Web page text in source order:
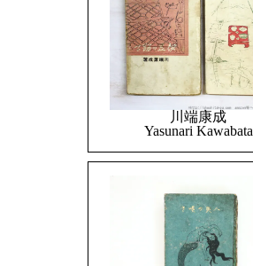
川端康成
Yasunari Kawabata